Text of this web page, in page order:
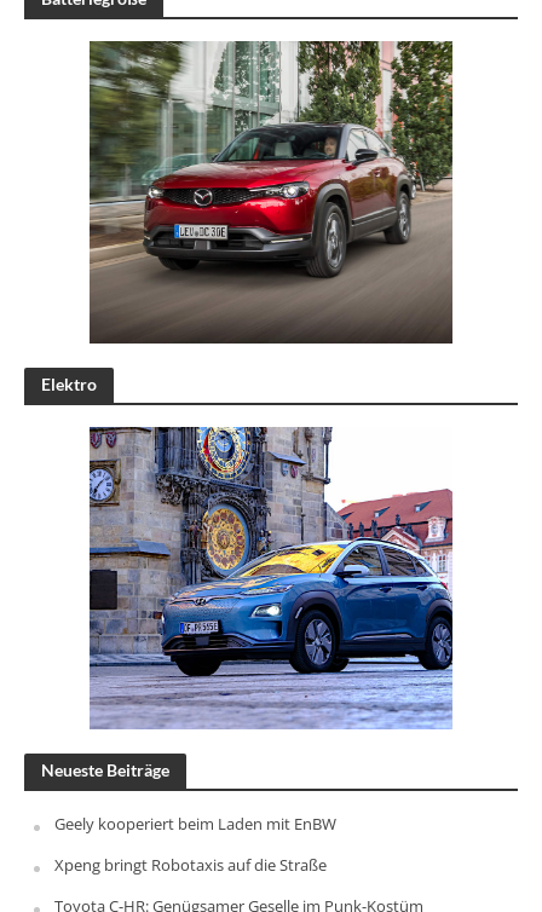
Elektro
Neueste Beiträge
Geely kooperiert beim Laden mit EnBW
Xpeng bringt Robotaxis auf die Straße
Toyota C-HR: Genügsamer Geselle im Punk-Kostüm